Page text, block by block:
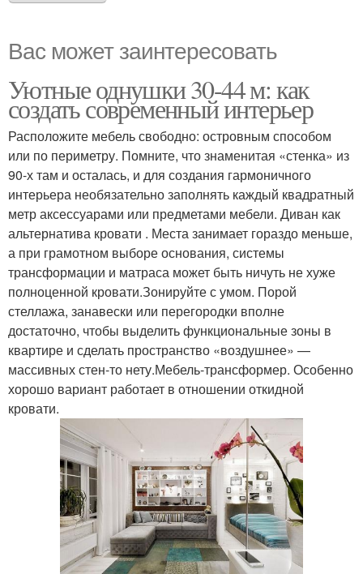
Вас может заинтересовать
Уютные однушки 30-44 м: как
создать современный интерьер
Расположите мебель свободно: островным способом
или по периметру. Помните, что знаменитая «стенка» из
90-х там и осталась, и для создания гармоничного
интерьера необязательно заполнять каждый квадратный
метр аксессуарами или предметами мебели. Диван как
альтернатива кровати . Места занимает гораздо меньше,
а при грамотном выборе основания, системы
трансформации и матраса может быть ничуть не хуже
полноценной кровати.Зонируйте с умом. Порой
стеллажа, занавески или перегородки вполне
достаточно, чтобы выделить функциональные зоны в
квартире и сделать пространство «воздушнее» —
массивных стен-то нету.Мебель-трансформер. Особенно
хорошо вариант работает в отношении откидной
кровати.